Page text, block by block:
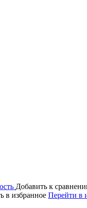
Добавить к
в избранное Перейти в